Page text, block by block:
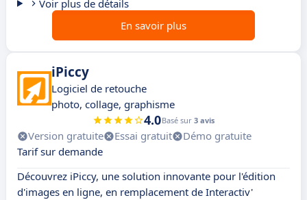
Voir plus de détails
En savoir plus
iPiccy
Logiciel de retouche
photo, collage, graphisme
4.0Basé sur 3 avis
Version gratuite Essai gratuit
Démo gratuite
Tarif sur demande
Découvrez iPiccy, une solution innovante pour l'édition
d'images en ligne, en remplacement de Interactiv'